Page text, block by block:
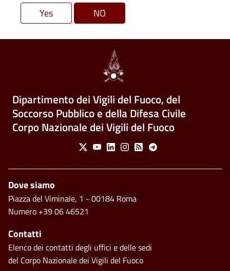
Dipartimento dei Vigili del Fuoco, del
Soccorso Pubblico e della Difesa Civile
Corpo Nazionale dei Vigili del Fuoco
Social Menu
X YoutubeLinkedinInstagram
Feed Telegram
Footer
Dove siamo
Piazza del Viminale, 1 - 00184 Roma
Numero +39 06 46521
Contatti
Elenco dei contatti degli uffici e delle sedi
del Corpo Nazionale dei Vigili del Fuoco